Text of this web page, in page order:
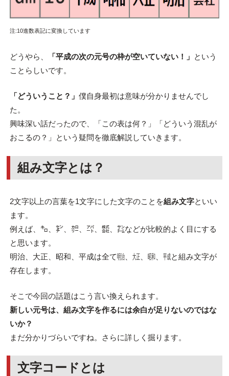
注:10進数表記に変換しています
どうやら、 「平成の次の元号の枠が空いていない！」 という
ことらしいです。
「どういうこと？」 僕自身最初は意味が分かりませんでし
た。
興味深い話だったので、「この表は何？」「どういう混乱が
おこるの？」という疑問を徹底解説していきます。
組み文字とは？
2文字以上の言葉を1文字にした文字のことを組み文字といい
ます。
例えば、㌔、㌢、㌍、㌀、㍿、㌠などが比較的よく目にする
と思います。
明治、大正、昭和、平成は全て㍾、㍽、㍼、㍻と組み文字が
存在します。
そこで今回の話題はこう言い換えられます。
新しい元号は、組み文字を作るには余白が足りないのではな
いか？
まだ分かりづらいですね。さらに詳しく掘ります。
文字コードとは